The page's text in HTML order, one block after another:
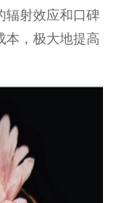
辐射效应和口碑
本，极大地提高